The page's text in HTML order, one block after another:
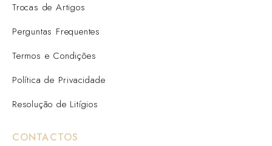
Trocas de Artigos
Perguntas Frequentes
Termos e Condições
Política de Privacidade
Resolução de Litígios
CONTACTOS